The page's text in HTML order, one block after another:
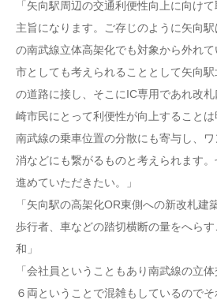
「矢向駅周辺の交通利便性向上に向け
主旨になります。ご存じのように矢向
の南武線立体高架化でも対象から外れ
市としても考えられることとして矢向
の道路に接し、そこにIC専用であれ改札
崎市民にとって利便性が向上することは
南武線の乗車位置の分散にも寄与し、
消などにも繋がるものと考えられます
進めていただきたい。」
「矢向駅の高架化OR東側への新改札建
歩行者、車などの踏切横断の量をへら
和」
「会社員ということもあり南武線の立
６両ということで混雑もしているので